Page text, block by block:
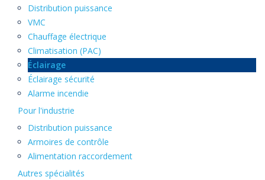
Distribution puissance
VMC
Chauffage électrique
Climatisation (PAC)
Éclairage
Éclairage sécurité
Alarme incendie
Pour l'industrie
Distribution puissance
Armoires de contrôle
Alimentation raccordement
Autres spécialités